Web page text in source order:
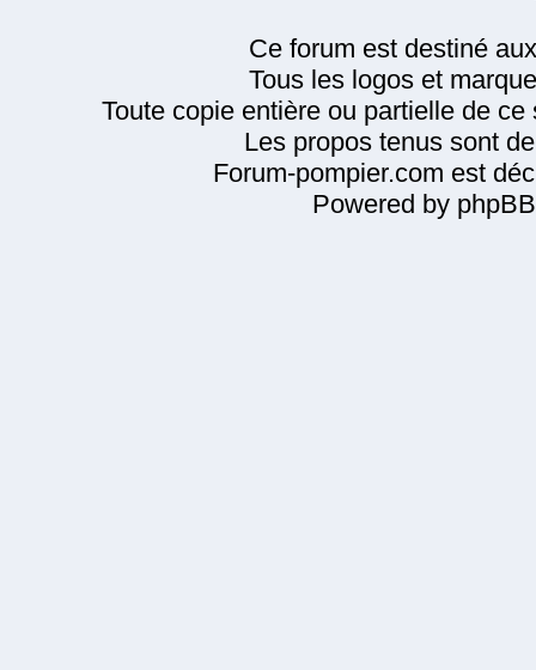
Ce forum est destiné
Tous les logos et
Toute copie entière ou partielle de
Les propos tenus sont
Forum-pompier.com est
Powered by